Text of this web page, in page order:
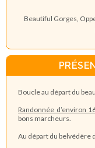
Beautiful Gorges,
Boucle au départ du
Randonnée d’environ
bons marcheurs.
Au départ du belvédère